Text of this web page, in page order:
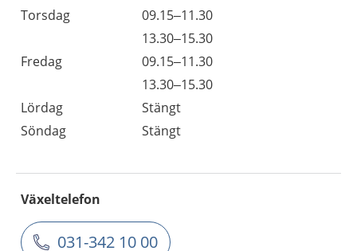
Torsdag
09.15–11.30
13.30–15.30
Fredag
09.15–11.30
13.30–15.30
Lördag
Stängt
Söndag
Stängt
Växeltelefon
031-342 10 00